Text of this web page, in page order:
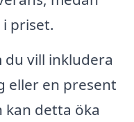
priset.
du vill inkludera
eller en present
kan detta öka